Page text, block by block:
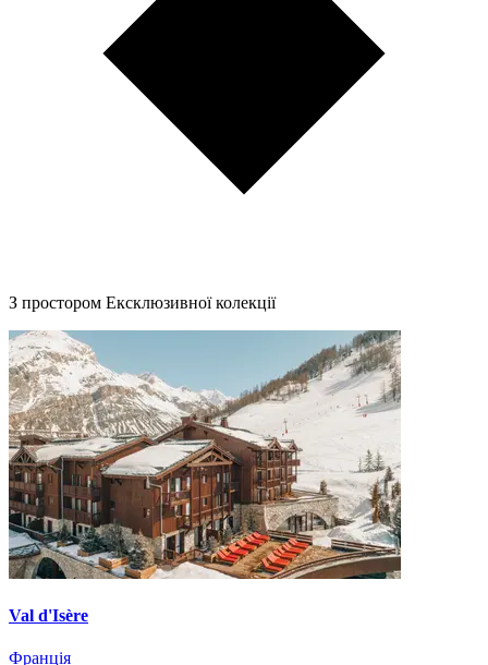
З простором Ексклюзивної колекції
Val d'Isère
Франція